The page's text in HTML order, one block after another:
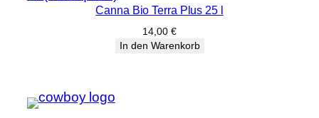
Canna Bio Terra Plus 25 l
14,00 €
In den Warenkorb